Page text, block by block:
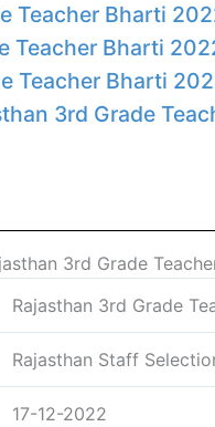
Teacher Bharti
Teacher Bharti
Teacher Bharti
3rd Grade
3rd Grade
Rajasthan 3rd Grade
Rajasthan Staff
17-12-2022